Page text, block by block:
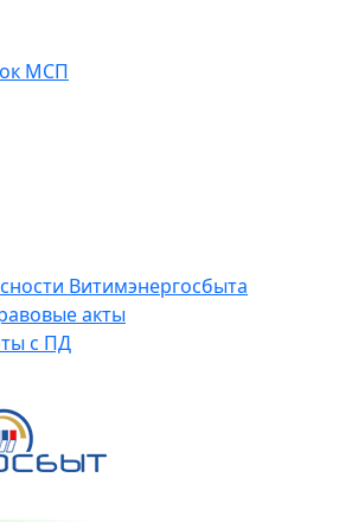
МСП
Витимэнергосбыта
акты
с ПД